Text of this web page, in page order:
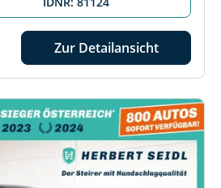
Zur Detailansicht